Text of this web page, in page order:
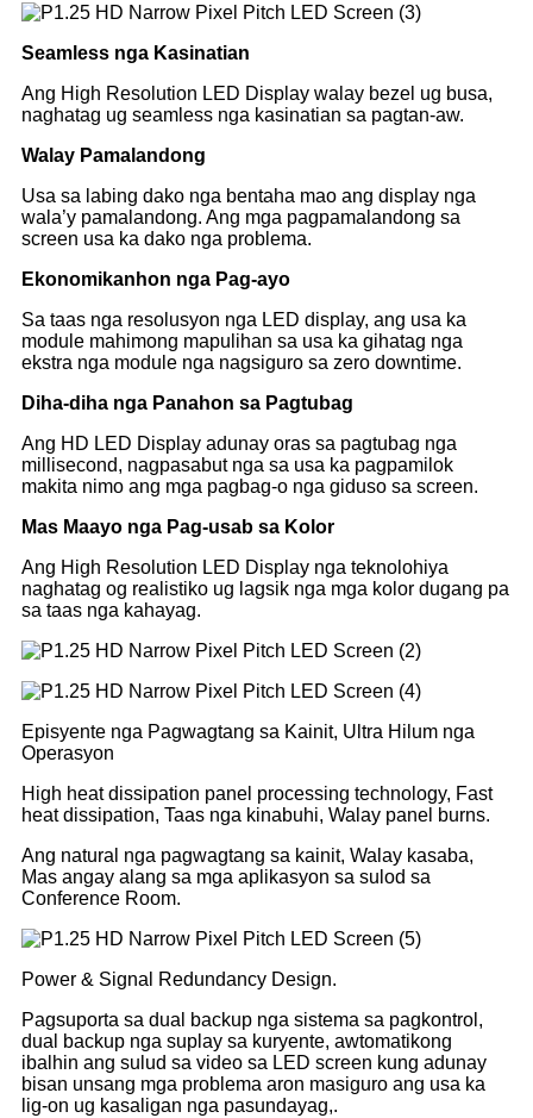
Seamless nga Kasinatian
Ang High Resolution LED Display walay bezel ug busa,
naghatag ug seamless nga kasinatian sa pagtan-aw.
Walay Pamalandong
Usa sa labing dako nga bentaha mao ang display nga
wala’y pamalandong. Ang mga pagpamalandong sa
screen usa ka dako nga problema.
Ekonomikanhon nga Pag-ayo
Sa taas nga resolusyon nga LED display, ang usa ka
module mahimong mapulihan sa usa ka gihatag nga
ekstra nga module nga nagsiguro sa zero downtime.
Diha-diha nga Panahon sa Pagtubag
Ang HD LED Display adunay oras sa pagtubag nga
millisecond, nagpasabut nga sa usa ka pagpamilok
makita nimo ang mga pagbag-o nga giduso sa screen.
Mas Maayo nga Pag-usab sa Kolor
Ang High Resolution LED Display nga teknolohiya
naghatag og realistiko ug lagsik nga mga kolor dugang pa
sa taas nga kahayag.
Episyente nga Pagwagtang sa Kainit, Ultra Hilum nga
Operasyon
High heat dissipation panel processing technology, Fast
heat dissipation, Taas nga kinabuhi, Walay panel burns.
Ang natural nga pagwagtang sa kainit, Walay kasaba,
Mas angay alang sa mga aplikasyon sa sulod sa
Conference Room.
Power & Signal Redundancy Design.
Pagsuporta sa dual backup nga sistema sa pagkontrol,
dual backup nga suplay sa kuryente, awtomatikong
ibalhin ang sulud sa video sa LED screen kung adunay
bisan unsang mga problema aron masiguro ang usa ka
lig-on ug kasaligan nga pasundayag,.